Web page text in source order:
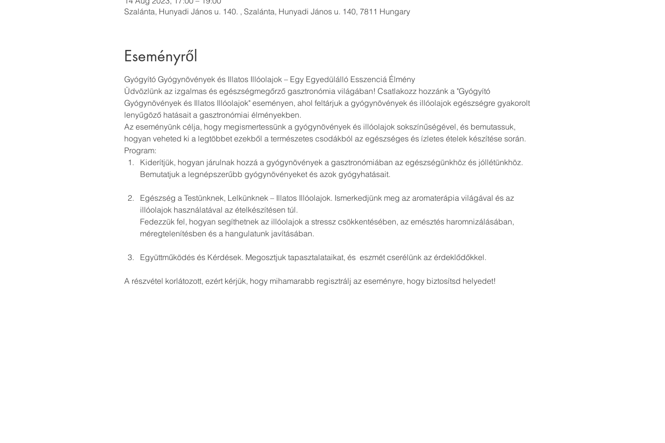
Szalánta, Hunyadi János u. 140. , Szalánta, Hunyadi János u. 140, 7811 Hungary
Eseményről
Gyógyító Gyógynövények és Illatos Illóolajok – Egy Egyedülálló Esszenciá Élmény
Üdvözlünk az izgalmas és egészségmegőrző gasztronómia világában! Csatlakozz hozzánk a "Gyógyító
Gyógynövények és Illatos Illóolajok" eseményen, ahol feltárjuk a gyógynövények és illóolajok egészségre gyakorolt
lenyűgöző hatásait a gasztronómiai élményekben.
Az eseményünk célja, hogy megismertessünk a gyógynövények és illóolajok sokszínűségével, és bemutassuk,
hogyan veheted ki a legtöbbet ezekből a természetes csodákból az egészséges és ízletes ételek készítése során.
Program:
Kiderítjük, hogyan járulnak hozzá a gyógynövények a gasztronómiában az egészségünkhöz és jóllétünkhöz.
Egészség a Testünknek, Lelkünknek – Illatos Illóolajok. Ismerkedjünk meg az aromaterápia világával és az
illóolajok használatával az ételkészítésen túl.
Fedezzük fel, hogyan segíthetnek az illóolajok a stressz csökkentésében, az emésztés haromnizálásában,
A részvétel korlátozott, ezért kérjük, hogy mihamarabb regisztrálj az eseményre, hogy biztosítsd helyedet!